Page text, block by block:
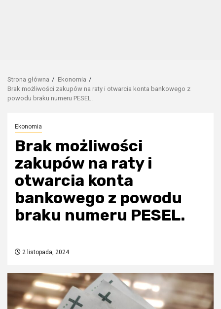
Strona główna
Ekonomia
Brak możliwości zakupów na raty i otwarcia konta bankowego z
powodu braku numeru PESEL.
Ekonomia
Brak możliwości
zakupów na raty i
otwarcia konta
bankowego z powodu
braku numeru PESEL.
2 listopada, 2024